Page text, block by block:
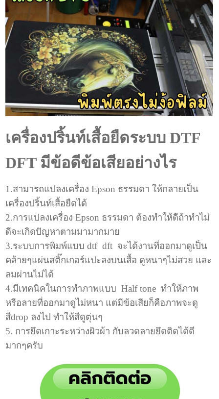
เครื่องปริ้นท์เสื้อยืดระบบ DTF
DFT มีข้อดีข้อเสียอย่างไร
1.สามารถแปลงเครื่อง Epson ธรรมดา ให้กลายเป็น
เครื่องปริ้นท์เสื้อยืดได้
2.การแปลงเครื่อง Epson ธรรมดา ต้องทำให้ดีถ้าทำไม่
ดีจะเกิดปัญหาตามมามากมาย
3.ระบบการพิมพ์แบบ dtf dft จะได้งานที่ออกมาดูเป็น
คล้ายๆแผ่นสติ๊กเกอร์แปะลงบนเสื้อ ดูหนาๆไม่สวย และ
ลมผ่านไม่ได้
4.มีเทคนิคในการทำภาพแบบ Half tone ทำให้ภาพ
หรือลายที่ออกมาดูไม่หนา แต่มีข้อเสียก็คือภาพจะดู
สีdrop ลงไป ทำให้สีดูตุ่นๆ
5. การยึดเกาะระหว่างผิวผ้า กับลวดลายยึดติดได้ดี
มากๆครับ